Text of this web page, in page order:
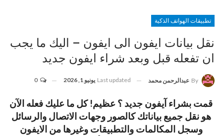
تطبيقات الهواتف الذكية
نقل بيانات ايفون الى ايفون – اليك ما يجب
ان تفعله قبل وبعد شراء ايفون جديد
By عبدالرحمن محمد Last updated يونيو 1, 2026
قمت بشراء آيفون جديد ؟ عظيم! كل ما عليك فعله الآن
هو نقل جميع بياناتك كالصور وجهات الاتصال والرسائل
وسجل المكالمات والتطبيقات وغيرها من الايفون